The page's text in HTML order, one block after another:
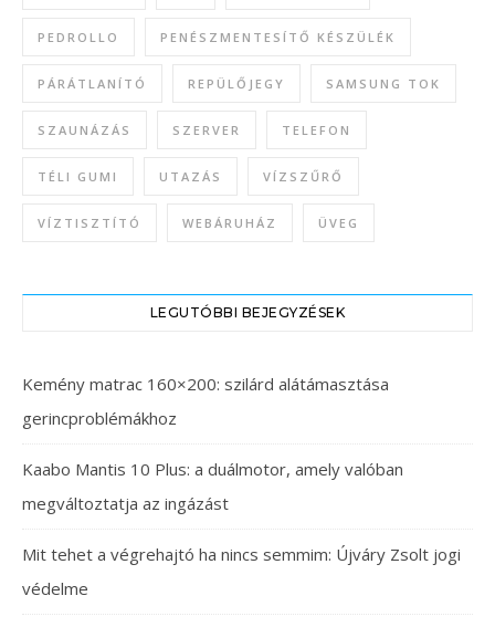
PEDROLLO PENÉSZMENTESÍTŐ KÉSZÜLÉK
PÁRÁTLANÍTÓ REPÜLŐJEGY SAMSUNG TOK
SZAUNÁZÁS SZERVER TELEFON
TÉLI GUMI UTAZÁS VÍZSZŰRŐ
VÍZTISZTÍTÓ WEBÁRUHÁZ ÜVEG
LEGUTÓBBI BEJEGYZÉSEK
Kemény matrac 160×200: szilárd alátámasztása
gerincproblémákhoz
Kaabo Mantis 10 Plus: a duálmotor, amely valóban
megváltoztatja az ingázást
Mit tehet a végrehajtó ha nincs semmim: Újváry Zsolt jogi
védelme